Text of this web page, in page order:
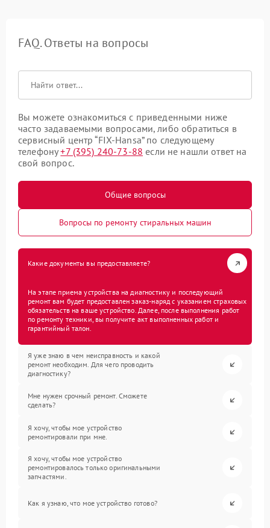
FAQ. Ответы на вопросы
Вы можете ознакомиться с приведенными ниже
часто задаваемыми вопросами, либо обратиться в
сервисный центр “FIX-Hansa” по следующему
телефону+7 (395) 240-73-88 если не нашли ответ на
свой вопрос.
Общие вопросы
Вопросы по ремонту стиральных машин
Какие документы вы предоставляете?
На этапе приема устройства на диагностику и последующий
ремонт вам будет предоставлен заказ-наряд с указанием страховых
обязательств на ваше устройство. Далее, после выполнения работ
по ремонту техники, вы получите акт выполненных работ и
гарантийный талон.
Я уже знаю в чем неисправность и какой
ремонт необходим. Для чего проводить
диагностику?
Мне нужен срочный ремонт. Сможете
сделать?
Я хочу, чтобы мое устройство
ремонтировали при мне.
Я хочу, чтобы мое устройство
ремонтировалось только оригинальными
запчастями.
Как я узнаю, что мое устройство готово?